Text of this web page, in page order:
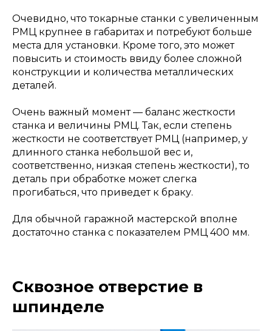
Очевидно, что токарные станки с увеличенным
РМЦ крупнее в габаритах и потребуют больше
места для установки. Кроме того, это может
повысить и стоимость ввиду более сложной
конструкции и количества металлических
деталей.
Очень важный момент — баланс жесткости
станка и величины РМЦ. Так, если степень
жесткости не соответствует РМЦ (например, у
длинного станка небольшой вес и,
соответственно, низкая степень жесткости), то
деталь при обработке может слегка
прогибаться, что приведет к браку.
Для обычной гаражной мастерской вполне
достаточно станка с показателем РМЦ 400 мм.
Сквозное отверстие в
шпинделе